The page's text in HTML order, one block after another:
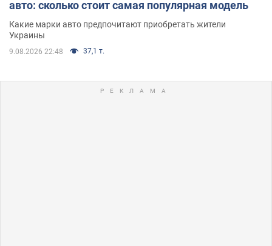
авто: сколько стоит самая популярная модель
Какие марки авто предпочитают приобретать жители
Украины
9.08.2026 22:48 37,1 т.